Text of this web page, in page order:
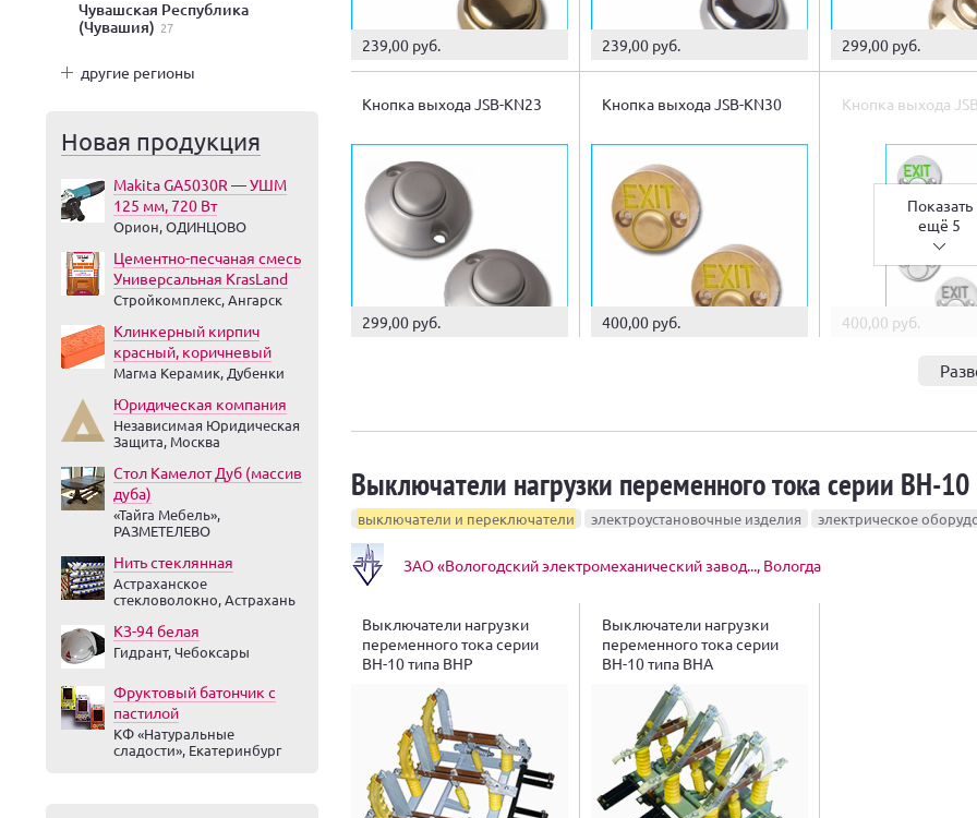
Чувашская Республика
(Чувашия) 27
другие регионы
Новая продукция
Makita GA5030R — УШМ
125 мм, 720 Вт
Орион, ОДИНЦОВО
Цементно-песчаная смесь
Универсальная KrasLand
Стройкомплекс, Ангарск
Клинкерный кирпич
красный, коричневый
Магма Керамик, Дубенки
Юридическая компания
Независимая Юридическая
Защита, Москва
Стол Камелот Дуб (массив
дуба)
«Тайга Мебель»,
РАЗМЕТЕЛЕВО
Нить стеклянная
Астраханское
стекловолокно, Астрахань
КЗ-94 белая
Гидрант, Чебоксары
Фруктовый батончик с
пастилой
КФ «Натуральные
сладости», Екатеринбург
239,00 руб. 239,00 руб. 299,00 руб.
Кнопка выхода JSB-KN23
299,00 руб.
Кнопка выхода JSB-KN30
400,00 руб.
Кнопка выхода
Показать
ещё 5
400,00 руб.
Выключатели нагрузки переменного тока серии ВН-10
выключатели и переключатели электроустановочные изделия электрическое
ЗАО «Вологодский электромеханический завод..., Вологда
Выключатели нагрузки
переменного тока серии
ВН-10 типа ВНР
Выключатели нагрузки
переменного тока серии
ВН-10 типа ВНА